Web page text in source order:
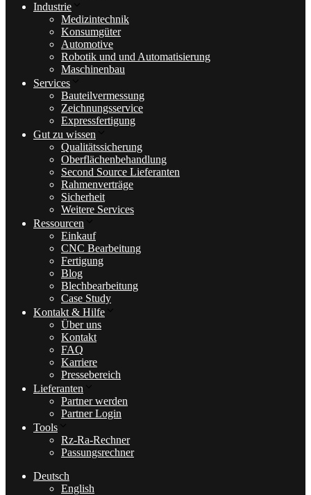
Industrie
Medizintechnik
Konsumgüter
Automotive
Robotik und und Automatisierung
Maschinenbau
Services
Bauteilvermessung
Zeichnungsservice
Expressfertigung
Gut zu wissen
Qualitätssicherung
Oberflächenbehandlung
Second Source Lieferanten
Rahmenverträge
Sicherheit
Weitere Services
Ressourcen
Einkauf
CNC Bearbeitung
Fertigung
Blog
Blechbearbeitung
Case Study
Kontakt & Hilfe
Über uns
Kontakt
FAQ
Karriere
Pressebereich
Lieferanten
Partner werden
Partner Login
Tools
Rz-Ra-Rechner
Passungsrechner
Deutsch
English